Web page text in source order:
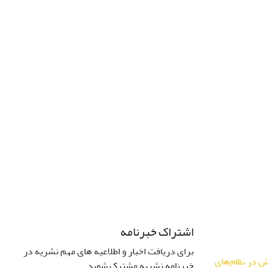
در نظام‌های
اشتراک خبرنامه
برای دریافت اخبار و اطلاعیه های مهم نشریه در